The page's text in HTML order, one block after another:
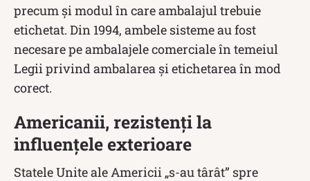
precum și modul în care ambalajul trebuie
etichetat. Din 1994, ambele sisteme au fost
necesare pe ambalajele comerciale în temeiul
Legii privind ambalarea și etichetarea în mod
corect.
Americanii, rezistenți la
influențele exterioare
Statele Unite ale Americii „s-au târât” spre